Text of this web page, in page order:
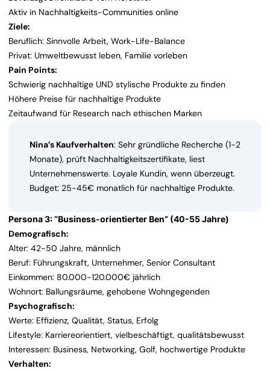
Aktiv in Nachhaltigkeits-Communities online
Ziele:
Beruflich: Sinnvolle Arbeit, Work-Life-Balance
Privat: Umweltbewusst leben, Familie vorleben
Pain Points:
Schwierig nachhaltige UND stylische Produkte zu finden
Höhere Preise für nachhaltige Produkte
Zeitaufwand für Research nach ethischen Marken
Nina’s Kaufverhalten: Sehr gründliche Recherche (1-2
Monate), prüft Nachhaltigkeitszertifikate, liest
Unternehmenswerte. Loyale Kundin, wenn überzeugt.
Budget: 25-45€ monatlich für nachhaltige Produkte.
Persona 3: “Business-orientierter Ben” (40-55 Jahre)
Demografisch:
Alter: 42-50 Jahre, männlich
Beruf: Führungskraft, Unternehmer, Senior Consultant
Einkommen: 80.000-120.000€ jährlich
Wohnort: Ballungsräume, gehobene Wohngegenden
Psychografisch:
Werte: Effizienz, Qualität, Status, Erfolg
Lifestyle: Karriereorientiert, vielbeschäftigt, qualitätsbewusst
Interessen: Business, Networking, Golf, hochwertige Produkte
Verhalten: